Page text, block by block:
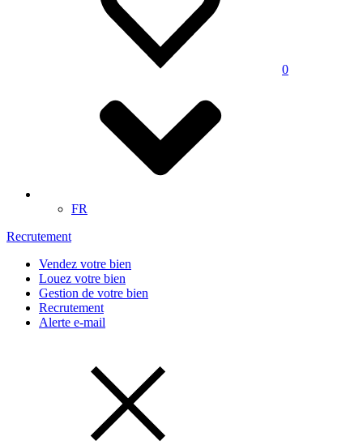
0
FR
Recrutement
Vendez votre bien
Louez votre bien
Gestion de votre bien
Recrutement
Alerte e-mail